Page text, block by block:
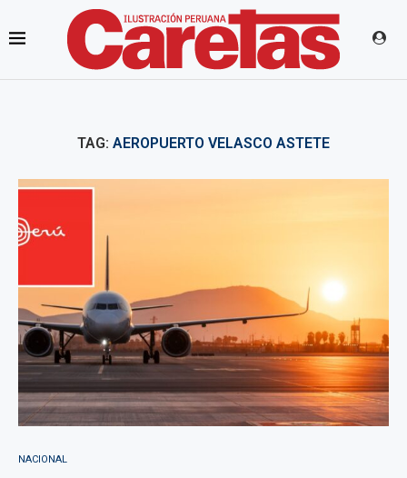
TAG: AEROPUERTO VELASCO ASTETE
NACIONAL